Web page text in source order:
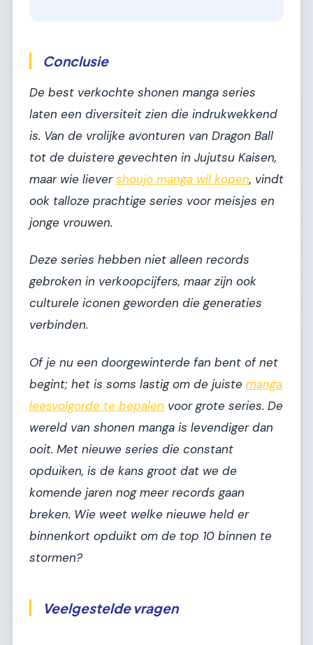
Conclusie
De best verkochte shonen manga series
laten een diversiteit zien die indrukwekkend
is. Van de vrolijke avonturen van Dragon Ball
tot de duistere gevechten in Jujutsu Kaisen,
maar wie lievershoujo manga wil kopen, vindt
ook talloze prachtige series voor meisjes en
jonge vrouwen.
Deze series hebben niet alleen records
gebroken in verkoopcijfers, maar zijn ook
culturele iconen geworden die generaties
verbinden.
Of je nu een doorgewinterde fan bent of net
begint; het is soms lastig om de juiste manga
leesvolgorde te bepalen voor grote series. De
wereld van shonen manga is levendiger dan
ooit. Met nieuwe series die constant
opduiken, is de kans groot dat we de
komende jaren nog meer records gaan
breken. Wie weet welke nieuwe held er
binnenkort opduikt om de top 10 binnen te
stormen?
Veelgestelde vragen